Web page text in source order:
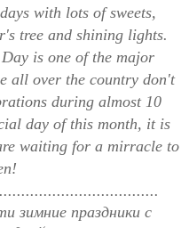
with lots of sweets,
tree and shining lights.
is one of the major
all over the country don't
during almost 10
day of this month, it is
waiting for a mirracle to
зимние праздники с